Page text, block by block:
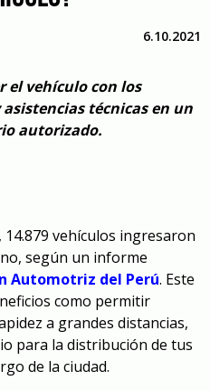
6.10.2021
el vehículo con los
técnicas en un
autorizado.
vehículos ingresaron
según un informe
Automotriz del Perú. Este
como permitir
a grandes distancias,
para la distribución de tus
de la ciudad.